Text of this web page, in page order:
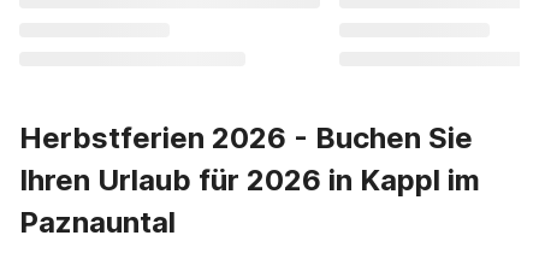
Herbstferien 2026 - Buchen Sie
Ihren Urlaub für 2026 in Kappl im
Paznauntal